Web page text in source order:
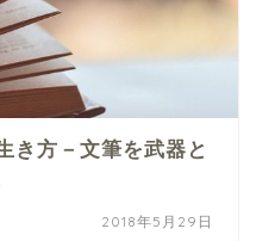
き方－文筆を武器と
2018年5月29日